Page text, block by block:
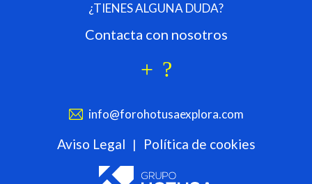
¿TIENES ALGUNA DUDA?
Contacta con nosotros
info@forohotusaexplora.com
Aviso Legal Política de cookies